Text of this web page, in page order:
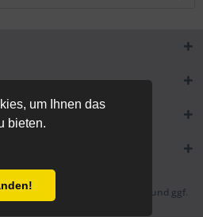
um Ihnen das
bieten.
zzgl.
und ggf.